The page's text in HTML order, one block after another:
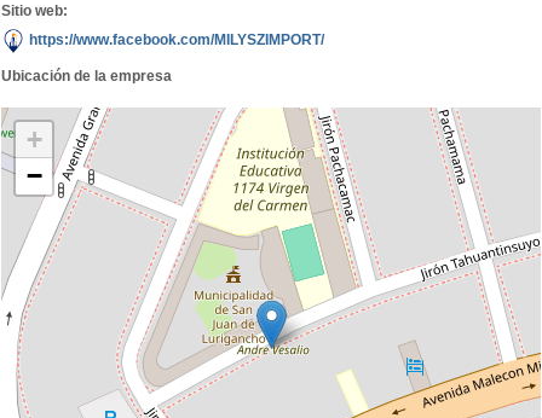
Sitio web:
https://www.facebook.com/MILYSZIMPORT/
Ubicación de la empresa
+
−